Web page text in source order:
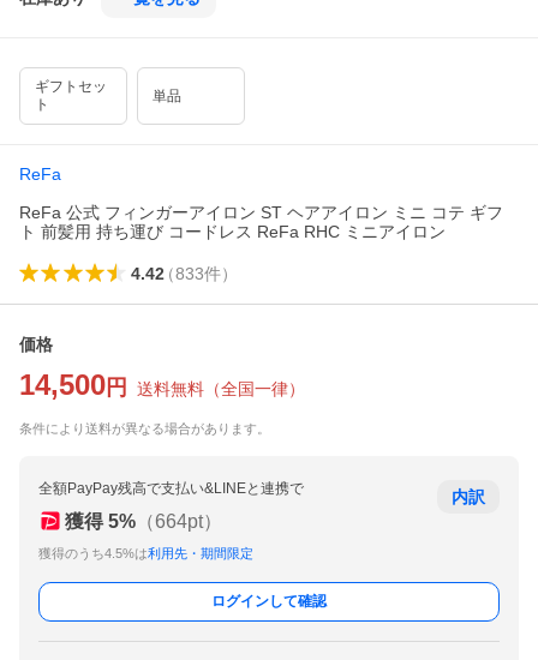
ギフトセッ
ト
単品
ReFa
ReFa 公式 フィンガーアイロン ST ヘアアイロン ミニ コテ ギフ
ト 前髪用 持ち運び コードレス ReFa RHC ミニアイロン
4.42（833件）
価格
14,500 円 送料無料 （全国一律）
条件により送料が異なる場合があります。
全額PayPay残高で支払い&LINEと連携で
獲得 5% （664pt）
獲得のうち4.5%は利用先・期間限定
内訳
ログインして確認